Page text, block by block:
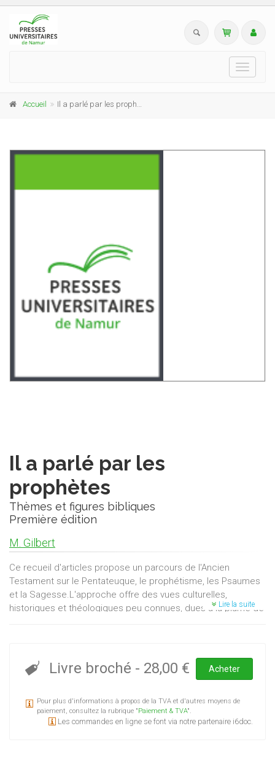
Toggle
Accueil Il a parlé par les prophètes
Il a parlé par les
prophètes
Thèmes et figures bibliques
Première édition
M. Gilbert
Ce recueil d'articles propose un parcours de l'Ancien
Testament sur le Pentateuque, le prophétisme, les Psaumes
et la Sagesse.L'approche offre des vues culturelles,
historiques et théologiques peu connues, dues à la plume de
Sagesse.
Lire la suite
Livre broché - 28,00 € Acheter
Pour plus d'informations à propos de la TVA et d'autres moyens de
paiement, consultez la rubrique "Paiement & TVA".
Les commandes en ligne se font via notre partenaire i6doc.